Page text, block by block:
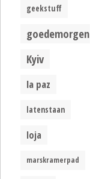
geekstuff
goedemorgen
Kyiv
la paz
latenstaan
loja
marskramerpad